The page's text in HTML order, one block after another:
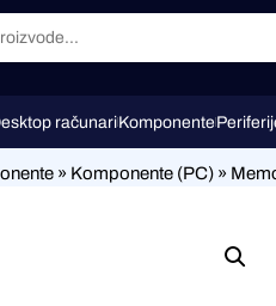
računariKomponente
» Komponente (PC) »